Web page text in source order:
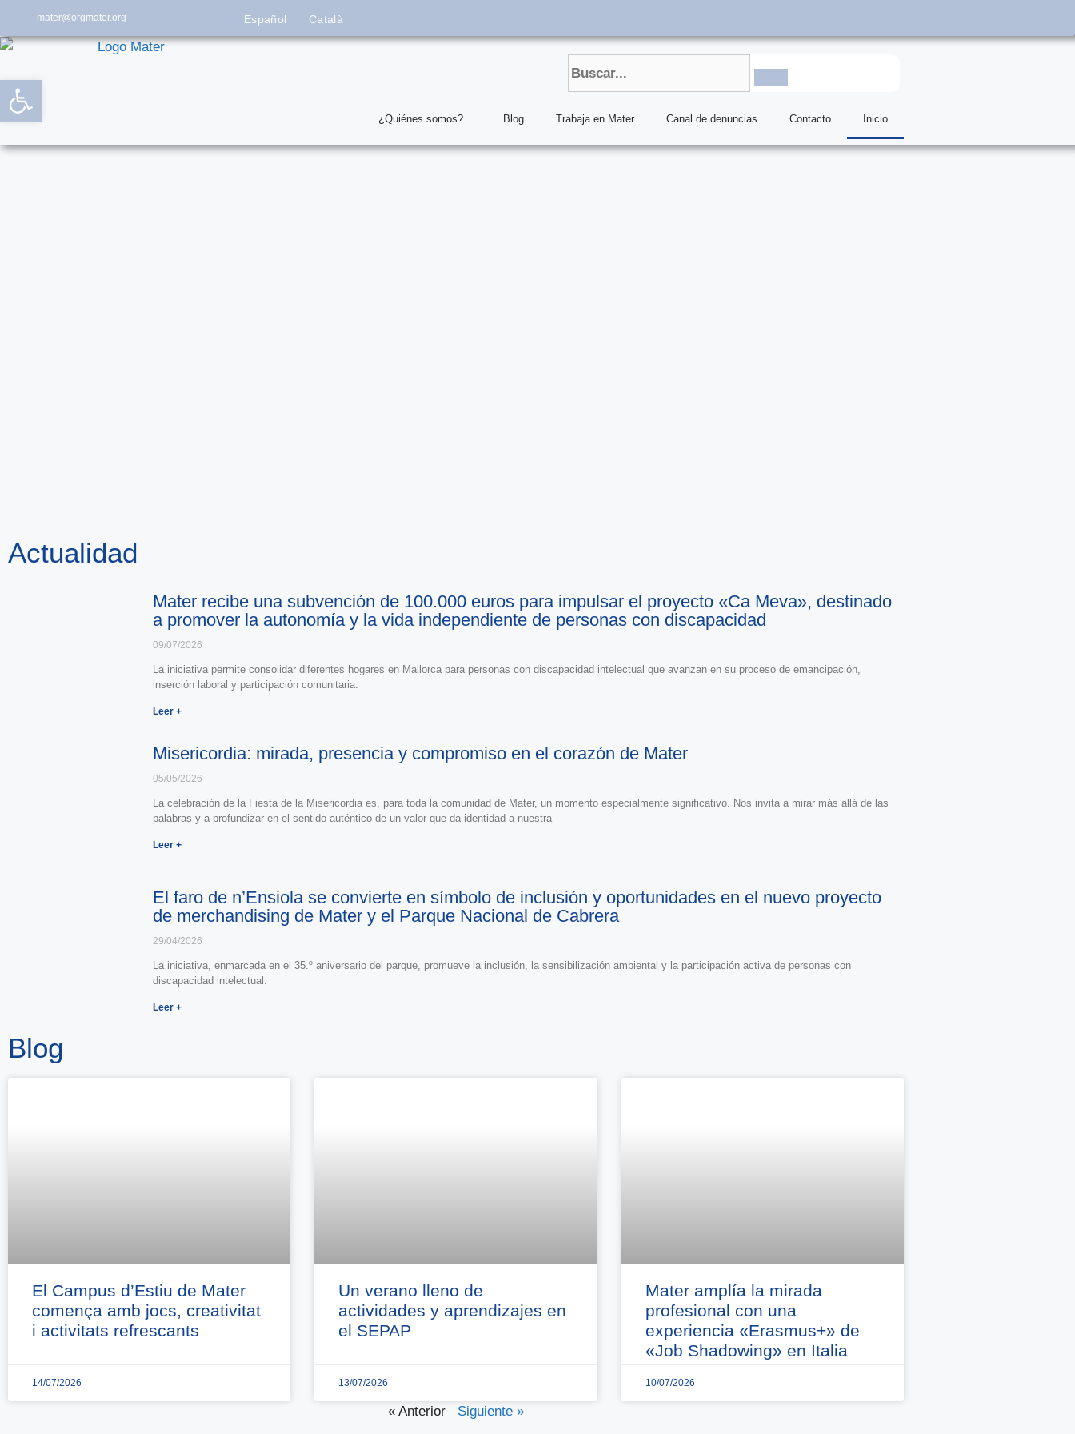
mater@orgmater.org Español Català
¿Quiénes somos? Blog Trabaja en Mater Canal de denuncias Contacto Inicio
Social 2025
Actualidad
Mater recibe una subvención de 100.000 euros para impulsar el proyecto «Ca Meva», destinado
a promover la autonomía y la vida independiente de personas con discapacidad
09/07/2026
La iniciativa permite consolidar diferentes hogares en Mallorca para personas con discapacidad intelectual que avanzan en su proceso de emancipación,
inserción laboral y participación comunitaria.
Leer +
Misericordia: mirada, presencia y compromiso en el corazón de Mater
05/05/2026
La celebración de la Fiesta de la Misericordia es, para toda la comunidad de Mater, un momento especialmente significativo. Nos invita a mirar más allá de las
palabras y a profundizar en el sentido auténtico de un valor que da identidad a nuestra
Leer +
El faro de n’Ensiola se convierte en símbolo de inclusión y oportunidades en el nuevo proyecto
de merchandising de Mater y el Parque Nacional de Cabrera
29/04/2026
La iniciativa, enmarcada en el 35.º aniversario del parque, promueve la inclusión, la sensibilización ambiental y la participación activa de personas con
discapacidad intelectual.
Leer +
Blog
El Campus d’Estiu de Mater
comença amb jocs, creativitat
i activitats refrescants
14/07/2026
Un verano lleno de
actividades y aprendizajes en
el SEPAP
13/07/2026
Mater amplía la mirada
profesional con una
experiencia «Erasmus+» de
«Job Shadowing» en Italia
10/07/2026
« Anterior Siguiente »
Abrir barra de herramientas